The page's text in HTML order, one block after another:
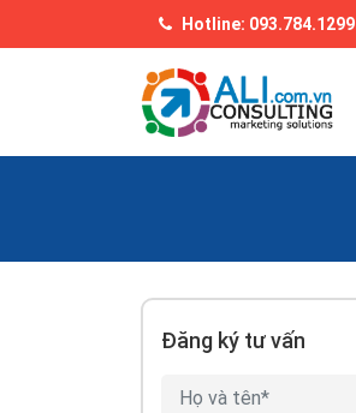
Hotline: 093.784.1299
Đăng ký tư vấn